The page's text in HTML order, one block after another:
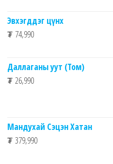
Эвхэгддэг цүнх
₮ 74,990
Даллаганы уут (Том)
₮ 26,990
Мандухай Сэцэн Хатан
₮ 379,990